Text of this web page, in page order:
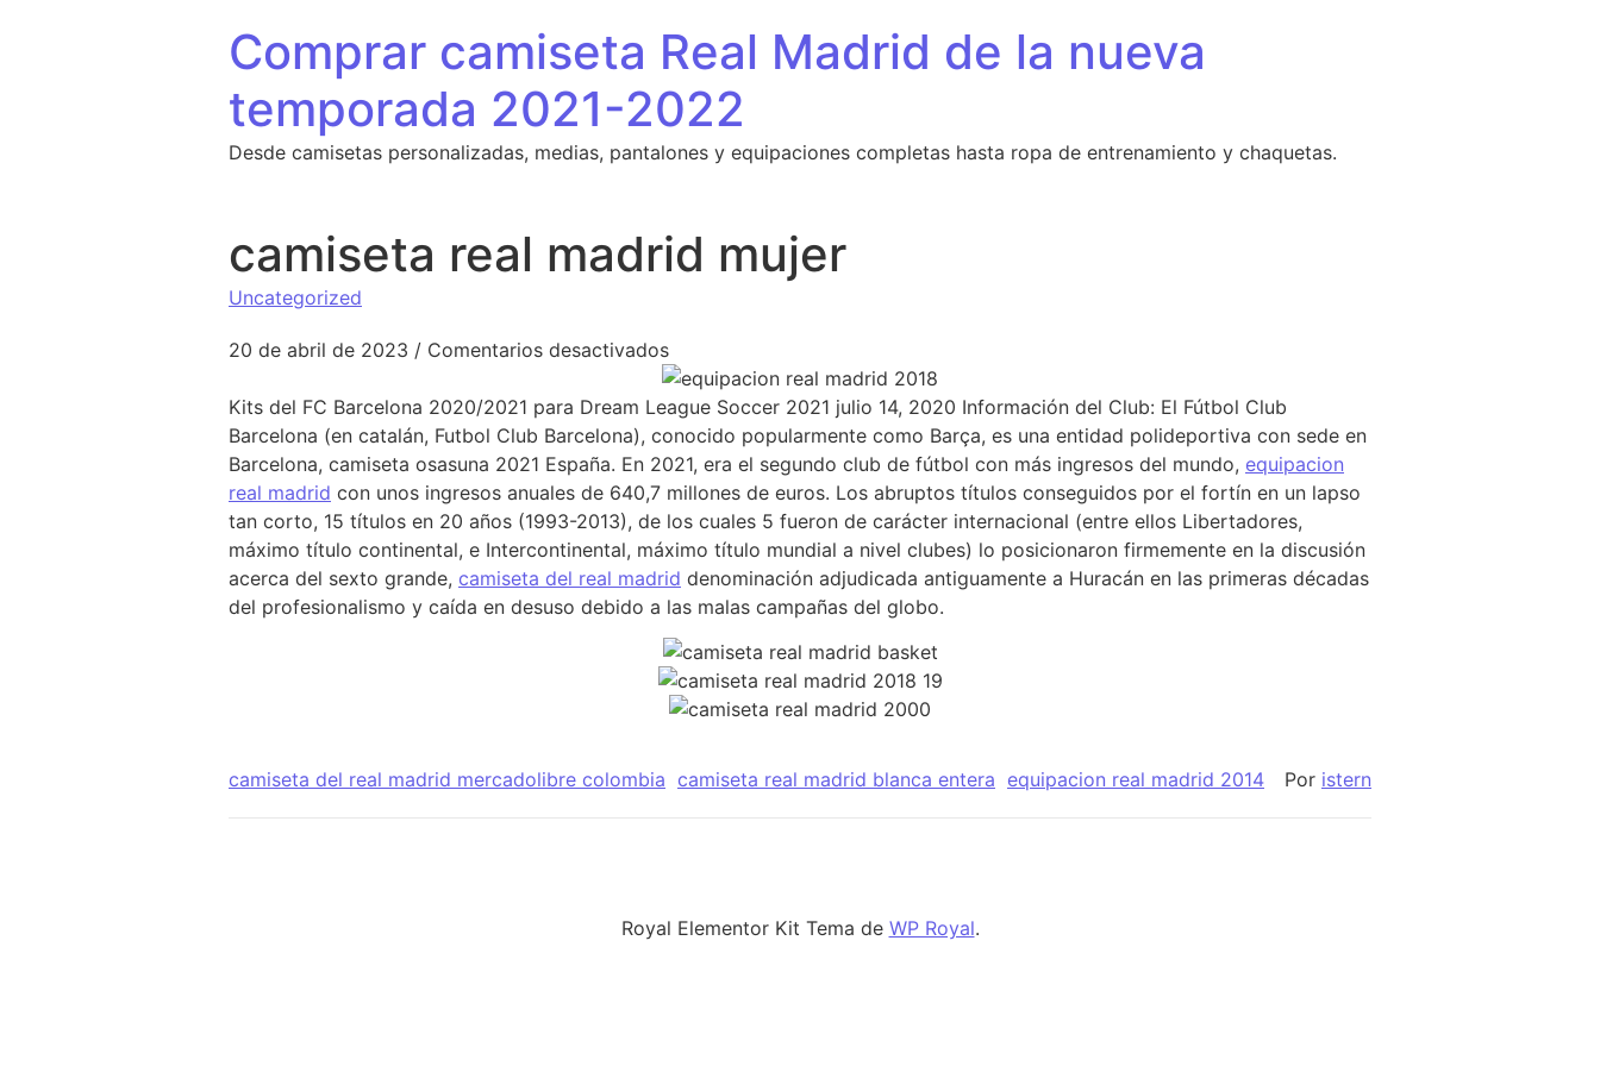
Comprar camiseta Real Madrid de la nueva
temporada 2021-2022
Desde camisetas personalizadas, medias, pantalones y equipaciones completas hasta ropa de entrenamiento y chaquetas.
camiseta real madrid mujer
Uncategorized
20 de abril de 2023 / Comentarios desactivadosen camiseta real madrid mujer
Kits del FC Barcelona 2020/2021 para Dream League Soccer 2021 julio 14, 2020 Información del Club: El Fútbol Club
Barcelona (en catalán, Futbol Club Barcelona), conocido popularmente como Barça, es una entidad polideportiva con sede en
Barcelona, camiseta osasuna 2021 España. En 2021, era el segundo club de fútbol con más ingresos del mundo, equipacion
real madrid con unos ingresos anuales de 640,7 millones de euros. Los abruptos títulos conseguidos por el fortín en un lapso
tan corto, 15 títulos en 20 años (1993-2013), de los cuales 5 fueron de carácter internacional (entre ellos Libertadores,
máximo título continental, e Intercontinental, máximo título mundial a nivel clubes) lo posicionaron firmemente en la discusión
acerca del sexto grande, camiseta del real madrid denominación adjudicada antiguamente a Huracán en las primeras décadas
del profesionalismo y caída en desuso debido a las malas campañas del globo.
camiseta del real madrid mercadolibre colombia camiseta real madrid blanca entera equipacion real madrid 2014 Por istern
Royal Elementor Kit Tema de WP Royal.